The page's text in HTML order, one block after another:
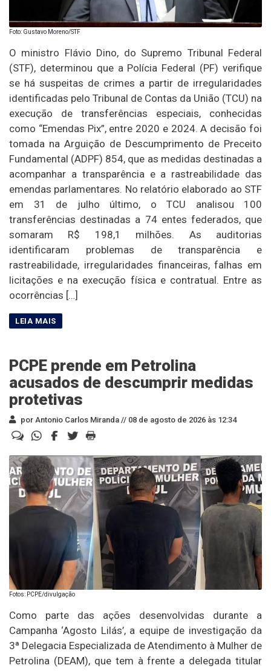
Foto: Gustavo Moreno/STF
O ministro Flávio Dino, do Supremo Tribunal Federal
(STF), determinou que a Polícia Federal (PF) verifique
se há suspeitas de crimes a partir de irregularidades
identificadas pelo Tribunal de Contas da União (TCU) na
execução de transferências especiais, conhecidas
como “Emendas Pix”, entre 2020 e 2024. A decisão foi
tomada na Arguição de Descumprimento de Preceito
Fundamental (ADPF) 854, que as medidas destinadas a
acompanhar a transparência e a rastreabilidade das
emendas parlamentares. No relatório elaborado ao STF
em 31 de julho último, o TCU analisou 100
transferências destinadas a 74 entes federados, que
somaram R$ 198,1 milhões. As auditorias
identificaram problemas de transparência e
rastreabilidade, irregularidades financeiras, falhas em
licitações e na execução física e contratual. Entre as
ocorrências […]
PCPE prende em Petrolina
acusados de descumprir medidas
protetivas
por Antonio Carlos Miranda // 08 de agosto de 2026 às 12:34
Fotos: PCPE/divulgação
Como parte das ações desenvolvidas durante a
Campanha ‘Agosto Lilás’, a equipe de investigação da
3ª Delegacia Especializada de Atendimento à Mulher de
Petrolina (DEAM), que tem à frente a delegada titular